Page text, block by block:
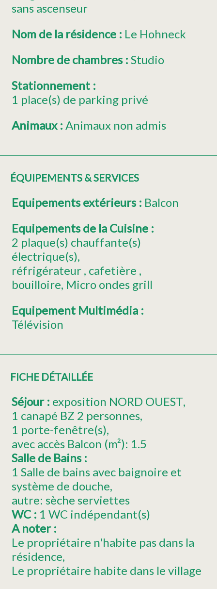
sans ascenseur
Nom de la résidence : Le Hohneck
Nombre de chambres : Studio
Stationnement :
1 place(s) de parking privé
Animaux : Animaux non admis
ÉQUIPEMENTS & SERVICES
Equipements extérieurs : Balcon
Equipements de la Cuisine :
2 plaque(s) chauffante(s)
électrique(s)
réfrigérateur cafetière
bouilloire Micro ondes grill
Equipement Multimédia :
Télévision
FICHE DÉTAILLÉE
Séjour : exposition NORD OUEST
1 canapé BZ 2 personnes
1 porte-fenêtre(s)
avec accès Balcon (m²): 1.5
Salle de Bains :
1 Salle de bains avec baignoire et
système de douche
autre: sèche serviettes
WC : 1 WC indépendant(s)
A noter :
Le propriétaire n'habite pas dans la
résidence
Le propriétaire habite dans le village